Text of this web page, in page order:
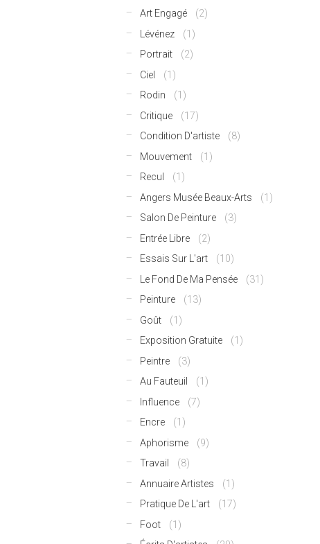
Art Engagé
(2)
Lévénez
(1)
Portrait
(2)
Ciel
(1)
Rodin
(1)
Critique
(17)
Condition D'artiste
(8)
Mouvement
(1)
Recul
(1)
Angers Musée Beaux-Arts
(1)
Salon De Peinture
(3)
Entrée Libre
(2)
Essais Sur L'art
(10)
Le Fond De Ma Pensée
(31)
Peinture
(13)
Goût
(1)
Exposition Gratuite
(1)
Peintre
(3)
Au Fauteuil
(1)
Influence
(7)
Encre
(1)
Aphorisme
(9)
Travail
(8)
Annuaire Artistes
(1)
Pratique De L'art
(17)
Foot
(1)